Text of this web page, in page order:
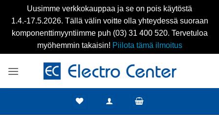
Uusimme verkkokauppaa ja se on pois käytöstä
1.4.-17.5.2026. Tällä välin voitte olla yhteydessä suoraan
komponenttimyyntiimme puh (03) 31 400 520. Tervetuloa
myöhemmin takaisin! Piilota tämä ilmoitus